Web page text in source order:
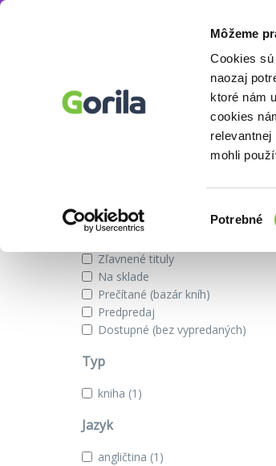
Môžeme
Cookies
naozaj
ktoré nám
cookies
mohli
súhlasu
Potrebné
Yoshikazu Takada
Knihy autora
Zobraziť iba
Zľavnené tituly
Na sklade
Prečítané (bazár kníh)
Predpredaj
Dostupné (bez vypredaných)
Typ
kniha (1)
Jazyk
angličtina (1)